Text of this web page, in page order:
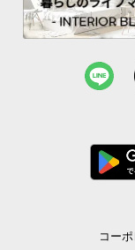
コー